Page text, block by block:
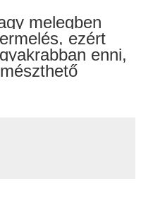
melegben
ezért
enni,